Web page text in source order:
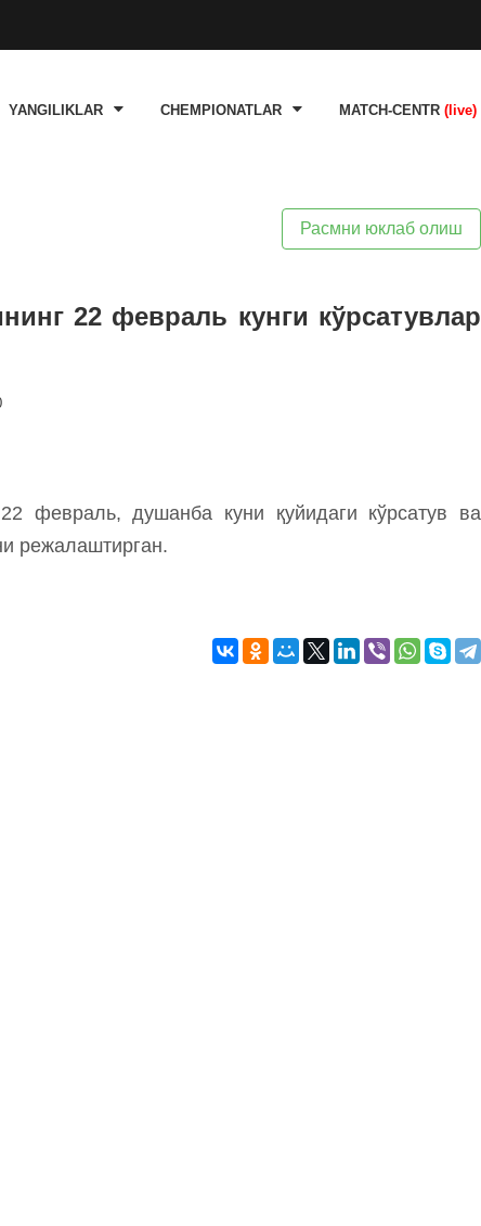
YANGILIKLAR CHEMPIONATLAR MATCH-CENTR (live)
Расмни юклаб олиш
22 февраль кунги кўрсатувлар
февраль, душанба куни қуйидаги кўрсатув ва
режалаштирган.